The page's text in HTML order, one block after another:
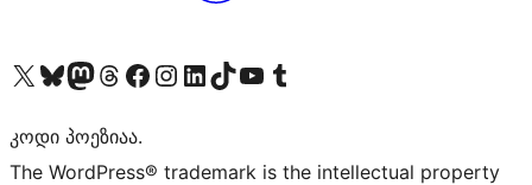
Visit our X (formerly Twitter) account
Visit our Bluesky account
Visit our Mastodon account
Visit our Threads account
Visit our Facebook page
Visit our Instagram account
Visit our LinkedIn account
Visit our TikTok account
Visit our YouTube channel
Visit our Tumblr account
კოდი პოეზიაა.
The WordPress® trademark is the intellectual property